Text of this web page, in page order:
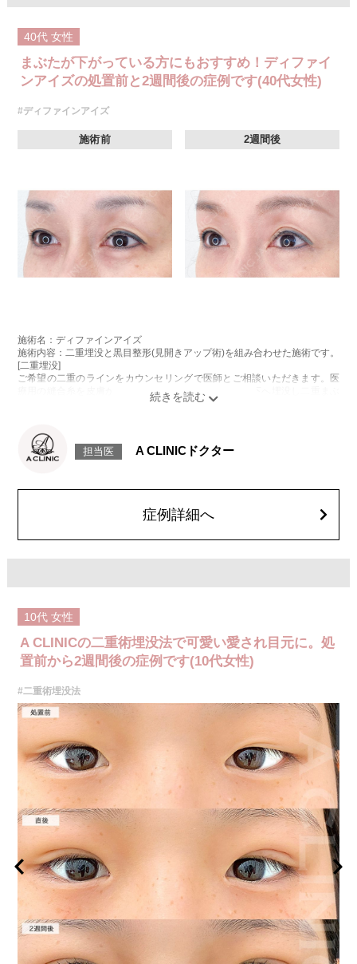
40代 女性
まぶたが下がっている方にもおすすめ！ディファイ
ンアイズの処置前と2週間後の症例です(40代女性)
#ディファインアイズ
施術前 2週間後
施術名：ディファインアイズ
施術内容：二重埋没と黒目整形(見開きアップ術)を組み合わせた施術です。
[二重埋没]
ご希望の二重のラインをカウンセリングで医師とご相談いただきます。医
療用の縫合糸を皮膚から瞼板に通し、結紮した糸を皮下へ埋没し二重まぶ
たを形成します。施術は約15分程度、1回で終了します。
縮することで開眼機能を改善し、黒目をより大きく見せる治療です。
施術時間：約15〜20分程度
また、稀に細菌感染症、左右差、重瞼ラインの消失・乱れ、後戻り、縫合
糸の露出、結膜腫脹などが生じることがございます。
費用：327,800円(税込)〜877,800円(税込)
担当医 A CLINICドクター
症例詳細へ
10代 女性
A CLINICの二重術埋没法で可愛い愛され目元に。処
置前から2週間後の症例です(10代女性)
#二重術埋没法